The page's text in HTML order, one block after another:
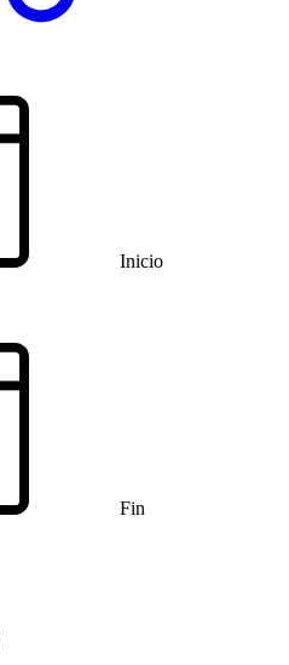
Inicio
Fin